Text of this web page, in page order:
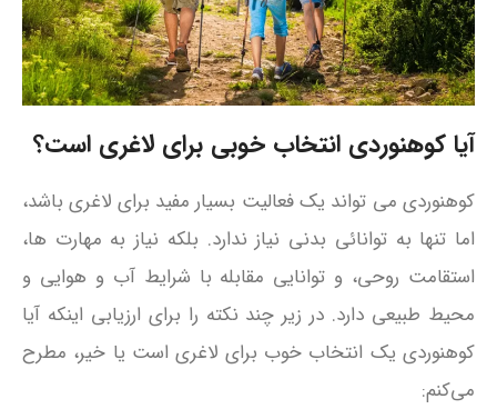
آیا کوهنوردی انتخاب خوبی برای لاغری است؟
کوهنوردی می‌ تواند یک فعالیت بسیار مفید برای لاغری باشد،
اما تنها به توانائی بدنی نیاز ندارد. بلکه نیاز به مهارت‌ ها،
استقامت روحی، و توانایی مقابله با شرایط آب‌ و هوایی و
محیط طبیعی دارد. در زیر چند نکته را برای ارزیابی اینکه آیا
کوهنوردی یک انتخاب خوب برای لاغری است یا خیر، مطرح
می‌کنم: